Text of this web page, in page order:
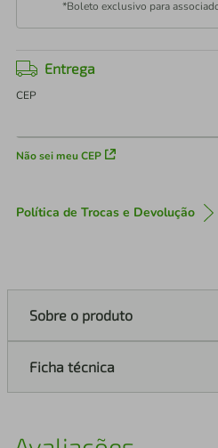
*Boleto exclusivo para
Entrega
CEP
Não sei meu CEP
Política de Trocas e Devolução
Sobre o produto
Ficha técnica